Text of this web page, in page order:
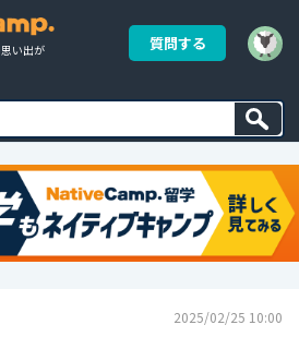
い出が
質問する
2025/02/25 10:00